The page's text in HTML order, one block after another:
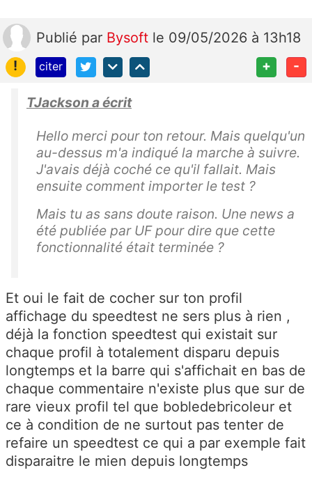
Publié par Bysoft le 09/05/2026 à 13h18
!
citer + -
TJackson a écrit
Hello merci pour ton retour. Mais quelqu'un
au-dessus m'a indiqué la marche à suivre.
J'avais déjà coché ce qu'il fallait. Mais
ensuite comment importer le test ?
Mais tu as sans doute raison. Une news a
été publiée par UF pour dire que cette
fonctionnalité était terminée ?
Et oui le fait de cocher sur ton profil
affichage du speedtest ne sers plus à rien ,
déjà la fonction speedtest qui existait sur
chaque profil à totalement disparu depuis
longtemps et la barre qui s'affichait en bas de
chaque commentaire n'existe plus que sur de
rare vieux profil tel que bobledebricoleur et
ce à condition de ne surtout pas tenter de
refaire un speedtest ce qui a par exemple fait
disparaitre le mien depuis longtemps